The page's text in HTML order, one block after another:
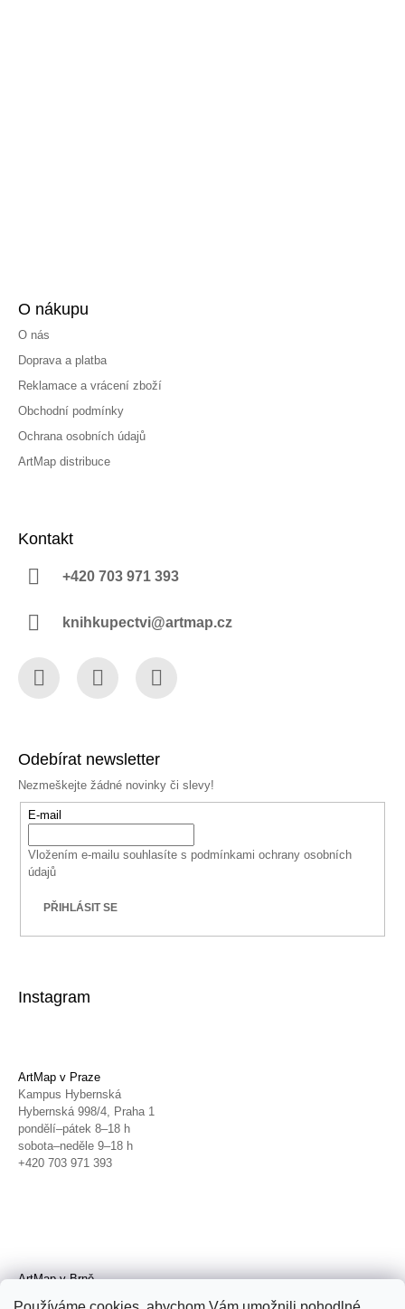
O nákupu
O nás
Doprava a platba
Reklamace a vrácení zboží
Obchodní podmínky
Ochrana osobních údajů
ArtMap distribuce
Kontakt
+420 703 971 393
knihkupectvi@artmap.cz
Odebírat newsletter
Nezmeškejte žádné novinky či slevy!
E-mail
Vložením e-mailu souhlasíte s podmínkami ochrany osobních
údajů
PŘIHLÁSIT SE
Instagram
ArtMap v Praze
Kampus Hybernská
Hybernská 998/4, Praha 1
pondělí–pátek 8–18 h
sobota–neděle 9–18 h
+420 703 971 393
ArtMap v Brně